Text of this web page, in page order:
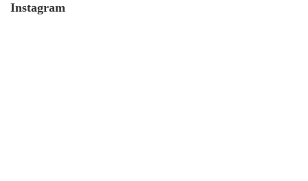
Instagram